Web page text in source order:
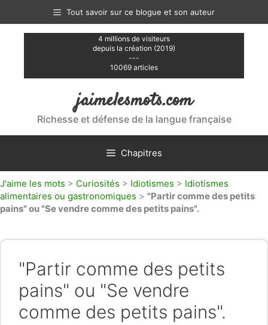
contenu
Tout savoir sur ce blogue et son auteur
4 millions de visiteurs
depuis la création (2019)
---
10069 articles
jaimelesmots.com
Richesse et défense de la langue française
Chapitres
J'aime les mots > Curiosités > Idiotismes > Idiotismes
alimentaires ou gastronomiques > "Partir comme des petits
pains" ou "Se vendre comme des petits pains".
"Partir comme des petits
pains" ou "Se vendre
comme des petits pains".